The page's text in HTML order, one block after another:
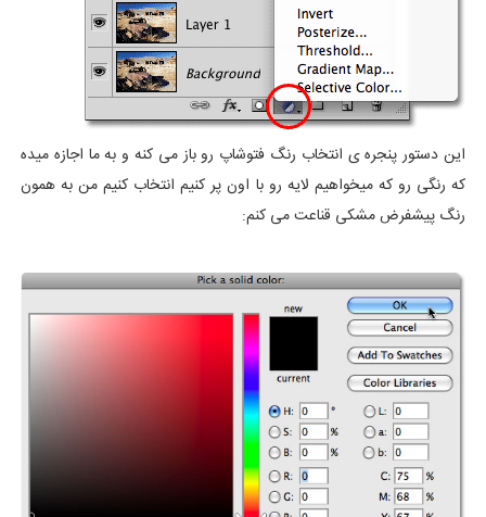
این دستور پنجره ی انتخاب رنگ فتوشاپ رو باز می کنه و به ما اجازه میده
که رنگی رو که میخواهیم لایه رو با اون پر کنیم انتخاب کنیم من به همون
رنگ پیشفرض مشکی قناعت می کنم: